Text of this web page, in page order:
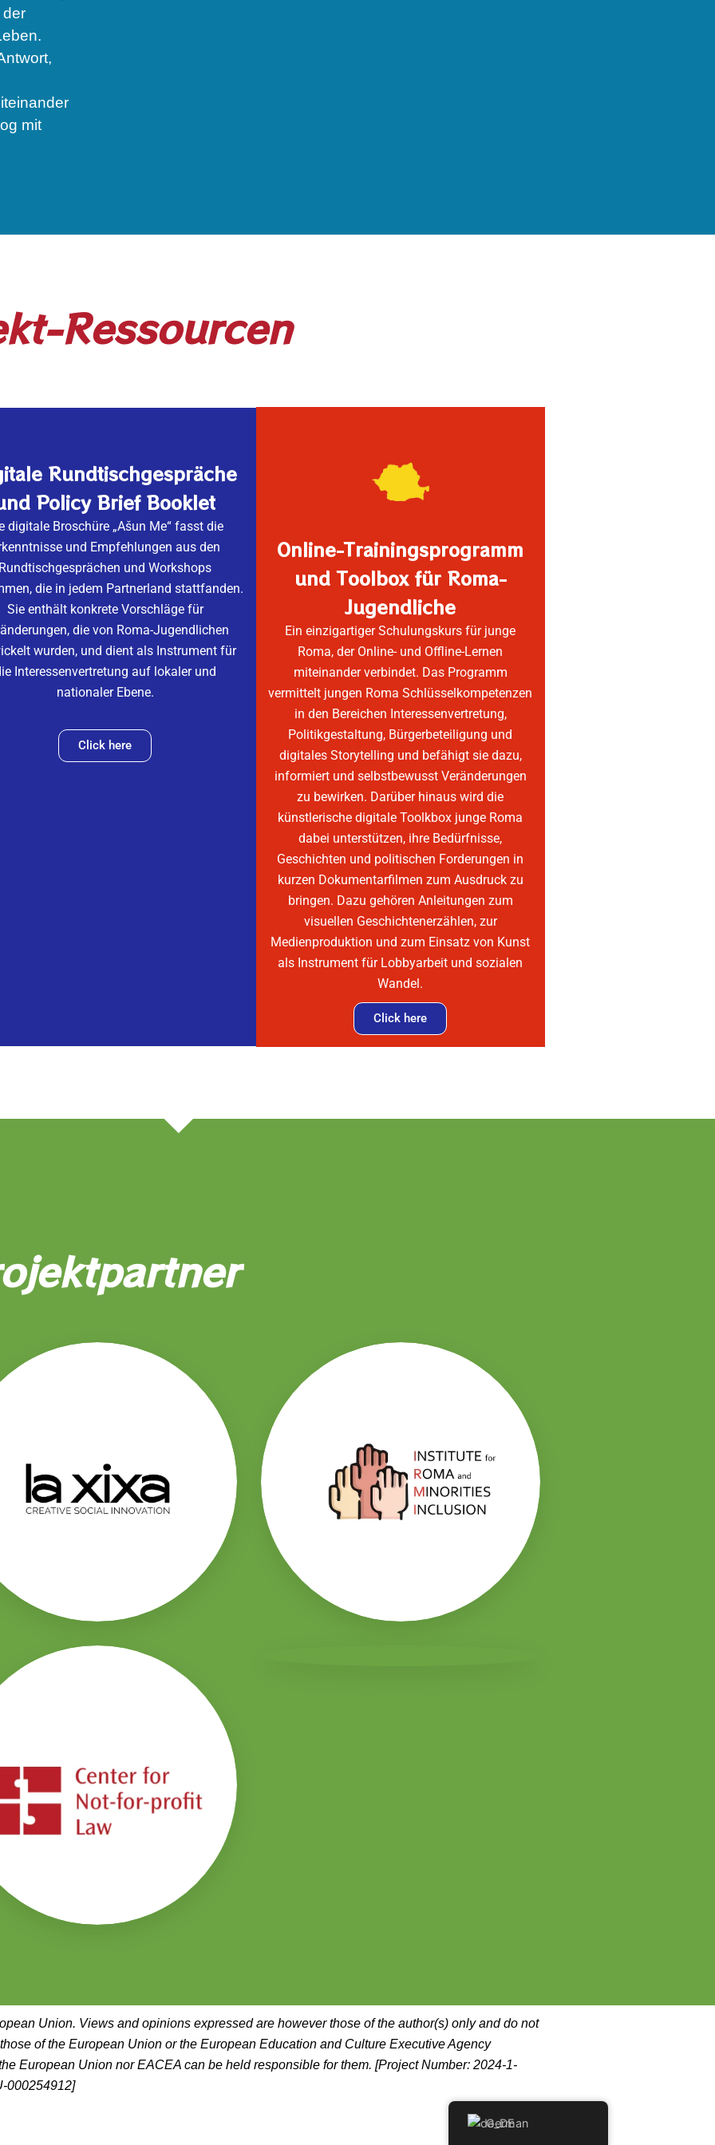
der
mit
Ressourcen
Rundtischgespräche
Policy Brief Booklet
digitale Broschüre „Ašun Me“ fasst die
und Empfehlungen aus den
und Workshops
die in jedem Partnerland stattfanden.
Sie enthält konkrete Vorschläge für
die von Roma-Jugendlichen
wurden, und dient als Instrument für
Interessenvertretung auf lokaler und
nationaler Ebene.
Click here
Online-Trainingsprogramm
und Toolbox für Roma-
Jugendliche
Ein einzigartiger Schulungskurs für junge
Roma, der Online- und Offline-Lernen
miteinander verbindet. Das Programm
vermittelt jungen Roma Schlüsselkompetenzen
in den Bereichen Interessenvertretung,
Politikgestaltung, Bürgerbeteiligung und
digitales Storytelling und befähigt sie dazu,
informiert und selbstbewusst Veränderungen
zu bewirken. Darüber hinaus wird die
künstlerische digitale Toolkbox junge Roma
dabei unterstützen, ihre Bedürfnisse,
Geschichten und politischen Forderungen in
kurzen Dokumentarfilmen zum Ausdruck zu
bringen. Dazu gehören Anleitungen zum
visuellen Geschichtenerzählen, zur
Medienproduktion und zum Einsatz von Kunst
als Instrument für Lobbyarbeit und sozialen
Wandel.
Click here
Union. Views and opinions expressed are however those of the author(s) only and do not
of the European Union or the European Education and Culture Executive Agency
European Union nor EACEA can be held responsible for them. [Project Number: 2024-1-
000254912]
German